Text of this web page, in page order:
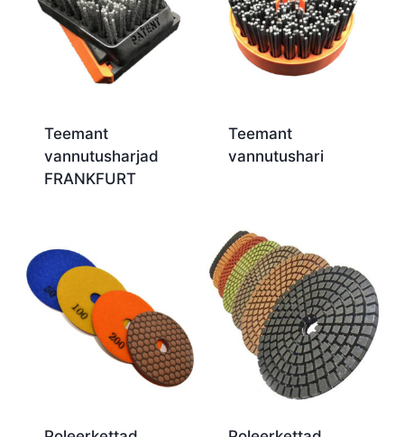
Teemant
vannutusharjad
FRANKFURT
Teemant
vannutushari